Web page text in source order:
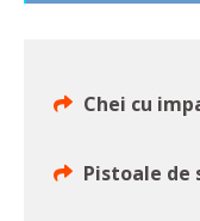
Chei cu
Pistoale de